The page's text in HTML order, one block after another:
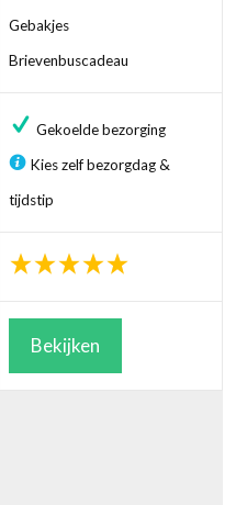
Gebakjes
Brievenbuscadeau
Gekoelde bezorging
Kies zelf bezorgdag &
tijdstip
Bekijken